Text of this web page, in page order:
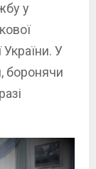
у
України. У
боронячи